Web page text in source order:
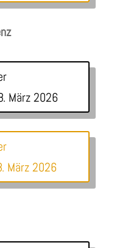
März 2026
März 2026